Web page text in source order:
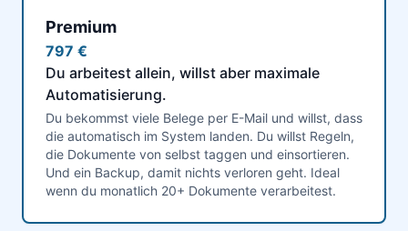
Premium
797 €
Du arbeitest allein, willst aber maximale
Automatisierung.
Du bekommst viele Belege per E-Mail und willst, dass
die automatisch im System landen. Du willst Regeln,
die Dokumente von selbst taggen und einsortieren.
Und ein Backup, damit nichts verloren geht. Ideal
wenn du monatlich 20+ Dokumente verarbeitest.